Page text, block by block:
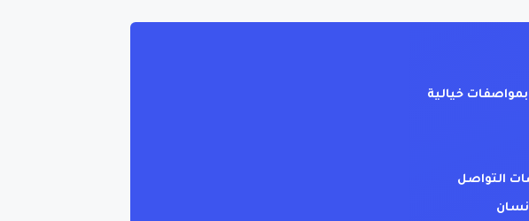
خيالية
التواصل